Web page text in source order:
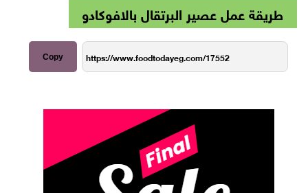
طريقة عمل عصير البرتقال بالافوكادو
Copy